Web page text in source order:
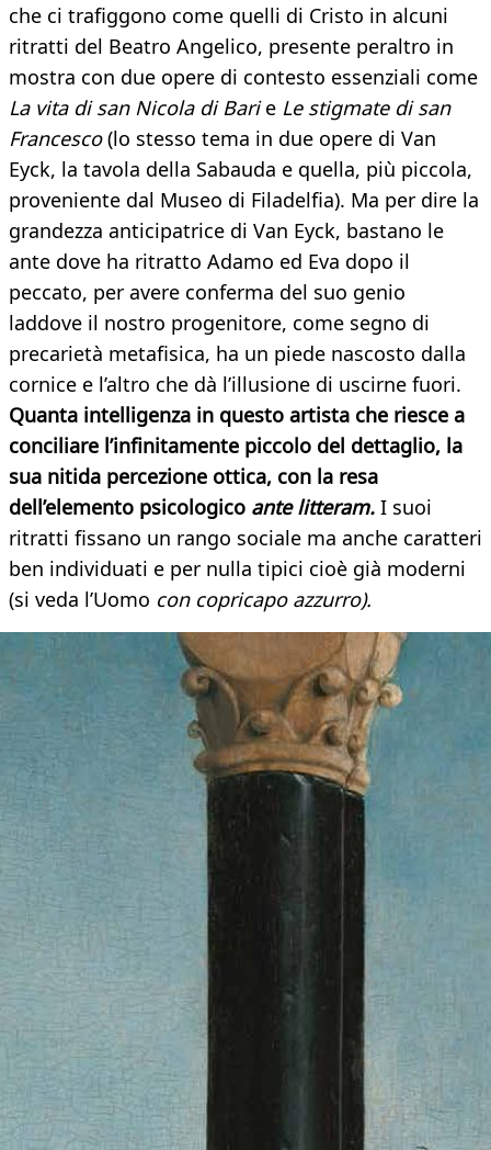
che ci trafiggono come quelli di Cristo in alcuni
ritratti del Beatro Angelico, presente peraltro in
mostra con due opere di contesto essenziali come
La vita di san Nicola di Barie Le stigmate di san
Francesco(lo stesso tema in due opere di Van
Eyck, la tavola della Sabauda e quella, più piccola,
proveniente dal Museo di Filadelfia). Ma per dire la
grandezza anticipatrice di Van Eyck, bastano le
ante dove ha ritratto Adamo ed Eva dopo il
peccato, per avere conferma del suo genio
laddove il nostro progenitore, come segno di
precarietà metafisica, ha un piede nascosto dalla
cornice e l’altro che dà l’illusione di uscirne fuori.
Quanta intelligenza in questo artista che riesce a
conciliare l’infinitamente piccolo del dettaglio, la
sua nitida percezione ottica, con la resa
dell’elemento psicologico ante litteram. I suoi
ritratti fissano un rango sociale ma anche caratteri
ben individuati e per nulla tipici cioè già moderni
(si veda l’Uomo con copricapo azzurro).